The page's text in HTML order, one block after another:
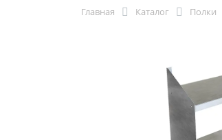
Главная Каталог Полки